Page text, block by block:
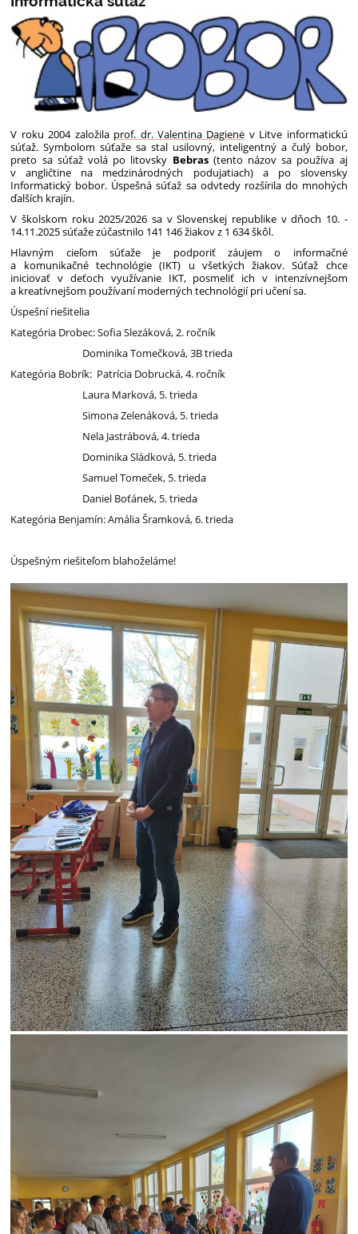
V roku 2004 založila prof. dr. Valentina Dagienė v Litve informatickú
súťaž. Symbolom súťaže sa stal usilovný, inteligentný a čulý bobor,
preto sa súťaž volá po litovsky Bebras(tento názov sa používa aj
v angličtine na medzinárodných podujatiach) a po slovensky
Informatický bobor. Úspešná súťaž sa odvtedy rozšírila do mnohých
ďalších krajín.
V školskom roku 2025/2026 sa v Slovenskej republike v dňoch 10. -
14.11.2025 súťaže zúčastnilo 141 146 žiakov z 1 634 škôl.
Hlavným cieľom súťaže je podporiť záujem o informačné
a komunikačné technológie (IKT) u všetkých žiakov. Súťaž chce
iniciovať v deťoch využívanie IKT, posmeliť ich v intenzívnejšom
a kreatívnejšom používaní moderných technológií pri učení sa.
Úspešní riešitelia
Kategória Drobec: Sofia Slezáková, 2. ročník
Dominika Tomečková, 3B trieda
Kategória Bobrík: Patrícia Dobrucká, 4. ročník
Laura Marková, 5. trieda
Simona Zelenáková, 5. trieda
Nela Jastrábová, 4. trieda
Dominika Sládková, 5. trieda
Samuel Tomeček, 5. trieda
Daniel Boťánek, 5. trieda
Kategória Benjamín: Amália Šramková, 6. trieda
Úspešným riešiteľom blahoželáme!